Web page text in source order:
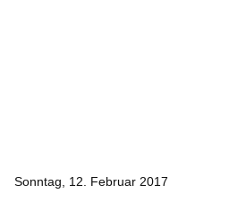
Sonntag, 12. Februar 2017